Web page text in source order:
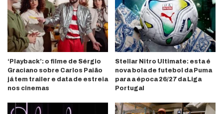
‘Playback’: o filme de Sérgio
Graciano sobre Carlos Paião
já tem trailer e data de estreia
nos cinemas
Stellar Nitro Ultimate: esta é
nova bola de futebol da Puma
para a época 26/27 da Liga
Portugal